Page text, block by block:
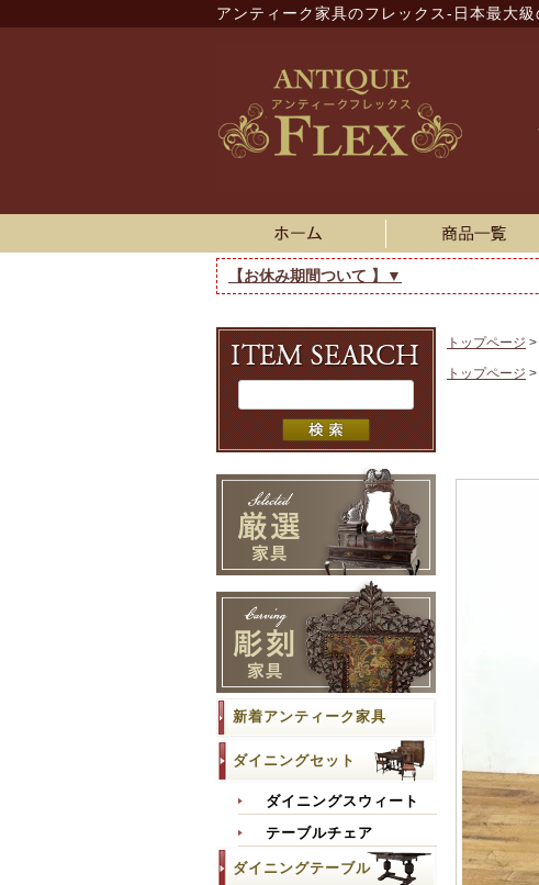
アンティーク家具のフレックス-日本最大
【お休み期間ついて 】▼
新着アンティーク家具
ダイニングセット
ダイニングスウィート
テーブルチェア
ダイニングテーブル
トップページ
トップページ